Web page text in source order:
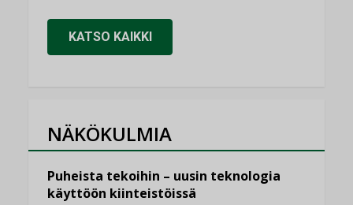
KATSO KAIKKI
NÄKÖKULMIA
Puheista tekoihin – uusin teknologia
käyttöön kiinteistöissä